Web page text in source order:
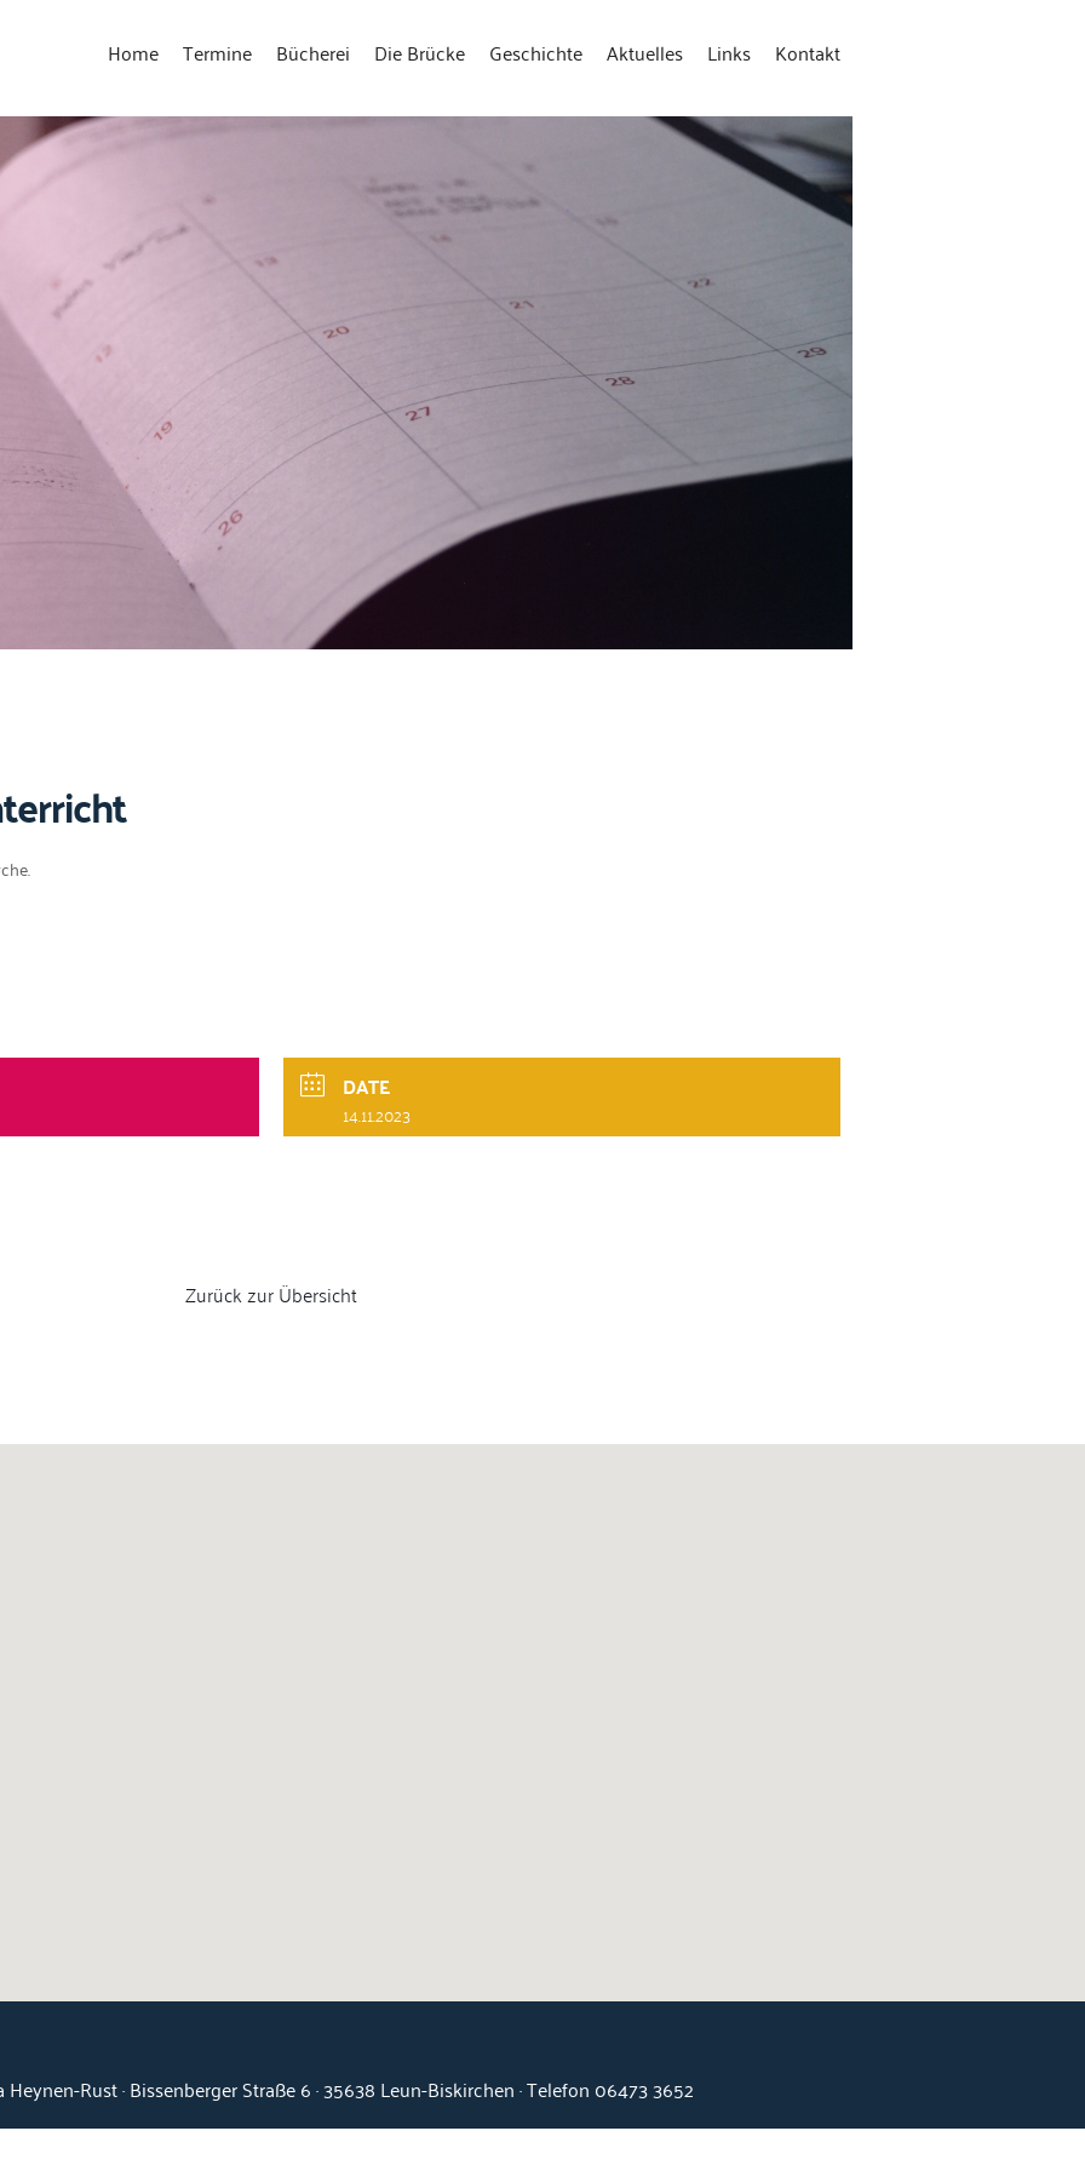
Home Termine Bücherei Die Brücke Geschichte Aktuelles Links Kontakt
DATE
14.11.2023
Zurück zur Übersicht
Rust · Bissenberger Straße 6 · 35638 Leun-Biskirchen · Telefon 06473 3652